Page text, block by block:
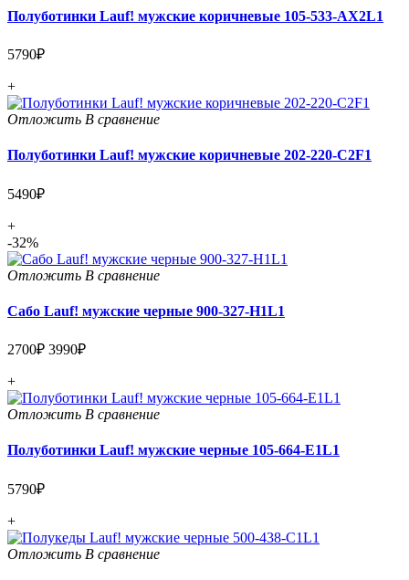
Полуботинки Lauf! мужские коричневые 105-533-AX2L1
5790₽
+
Отложить В сравнение
Полуботинки Lauf! мужские коричневые 202-220-C2F1
5490₽
+
-32%
Отложить В сравнение
Сабо Lauf! мужские черные 900-327-H1L1
2700₽ 3990₽
+
Отложить В сравнение
Полуботинки Lauf! мужские черные 105-664-E1L1
5790₽
+
Отложить В сравнение